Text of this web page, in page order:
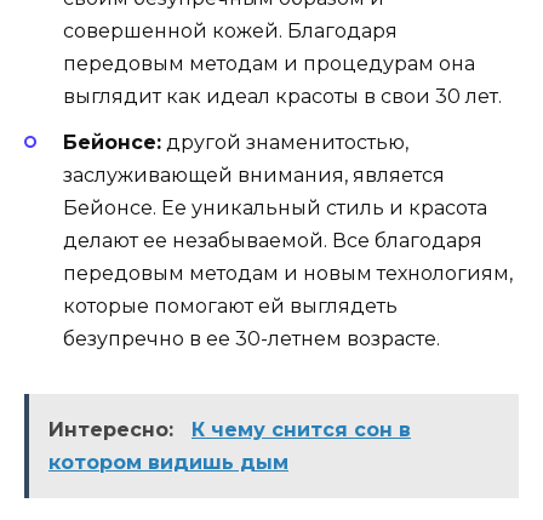
совершенной кожей. Благодаря
передовым методам и процедурам она
выглядит как идеал красоты в свои 30 лет.
Бейонсе: другой знаменитостью,
заслуживающей внимания, является
Бейонсе. Ее уникальный стиль и красота
делают ее незабываемой. Все благодаря
передовым методам и новым технологиям,
которые помогают ей выглядеть
безупречно в ее 30-летнем возрасте.
Интересно:
К чему снится сон в
котором видишь дым